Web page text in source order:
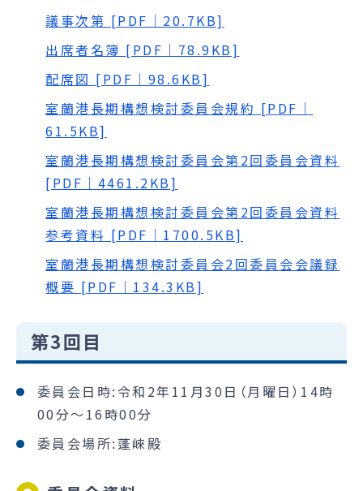
議事次第 [PDF｜20.7KB]
出席者名簿 [PDF｜78.9KB]
配席図 [PDF｜98.6KB]
室蘭港長期構想検討委員会規約 [PDF｜
61.5KB]
室蘭港長期構想検討委員会第2回委員会資料
[PDF｜4461.2KB]
室蘭港長期構想検討委員会第2回委員会資料
参考資料 [PDF｜1700.5KB]
室蘭港長期構想検討委員会2回委員会会議録
概要 [PDF｜134.3KB]
第3回目
委員会日時:令和2年11月30日（月曜日）14時
00分～16時00分
委員会場所:蓬崍殿